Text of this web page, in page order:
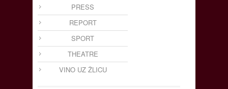
PRESS
REPORT
SPORT
THEATRE
VINO UZ ŽLICU